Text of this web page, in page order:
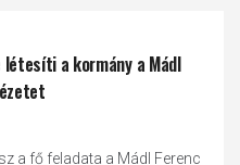
a kormány a Mádl
a fő feladata a Mádl Ferenc